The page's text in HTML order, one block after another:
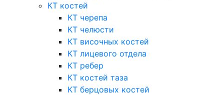
КТ костей
КТ черепа
КТ челюсти
КТ височных костей
КТ лицевого отдела
КТ ребер
КТ костей таза
КТ берцовых костей